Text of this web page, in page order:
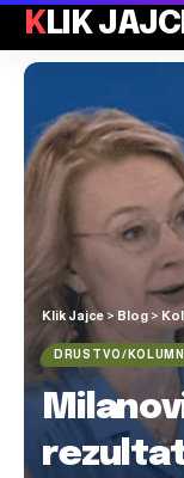
KLIK
Klik Jajce> Blog >
DRUSTVO/